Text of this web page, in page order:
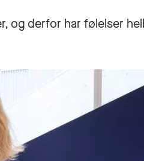
og derfor har følelser